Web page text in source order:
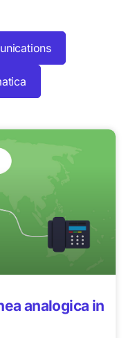
analogica in